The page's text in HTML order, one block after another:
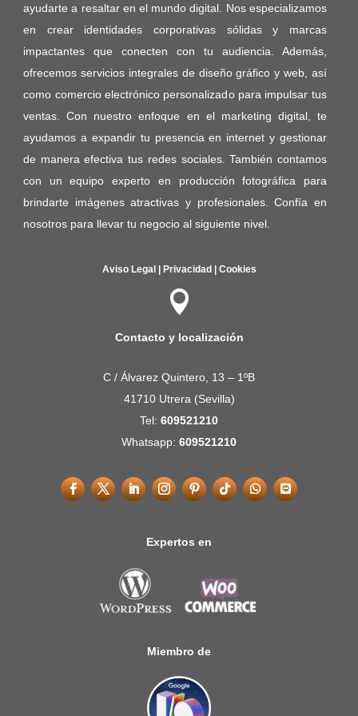
ayudarte a resaltar en el mundo digital. Nos especializamos
en crear identidades corporativas sólidas y marcas
impactantes que conecten con tu audiencia. Además,
ofrecemos servicios integrales de diseño gráfico y web, así
como comercio electrónico personalizado para impulsar tus
ventas. Con nuestro enfoque en el marketing digital, te
ayudamos a expandir tu presencia en internet y gestionar
de manera efectiva tus redes sociales. También contamos
con un equipo experto en producción fotográfica para
brindarte imágenes atractivas y profesionales. Confía en
nosotros para llevar tu negocio al siguiente nivel.
Aviso Legal Privacidad Cookies

Contacto y localización
C / Álvarez Quintero, 13 – 1ºB
41710 Utrera (Sevilla)
Tel: 609521210
Whatsapp: 609521210
Expertos en
Miembro de